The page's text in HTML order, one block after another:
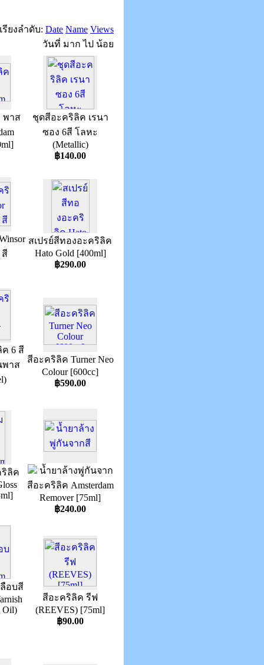
เรียงลำดับ: Date Name Views
วันที่ มาก ไป น้อย
พาส
ชุดสีอะคริลิค เรนา
ซอง 6สี โลหะ
(Metallic)
฿140.00
สี
สเปรย์สีทองอะคริลิค
Hato Gold [400ml]
฿290.00
6 สี
พาส
สีอะคริลิค Turner Neo
Colour [600cc]
฿590.00
ลิค
น้ำยาล้างพู่กันจาก
สีอะคริลิค Amsterdam
Remover [75ml]
฿240.00
อบสี
Oil)
สีอะคริลิค รีฟ
(REEVES) [75ml]
฿90.00